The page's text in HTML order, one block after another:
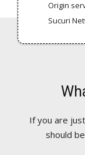
Origin
Sucuri
If you are
should